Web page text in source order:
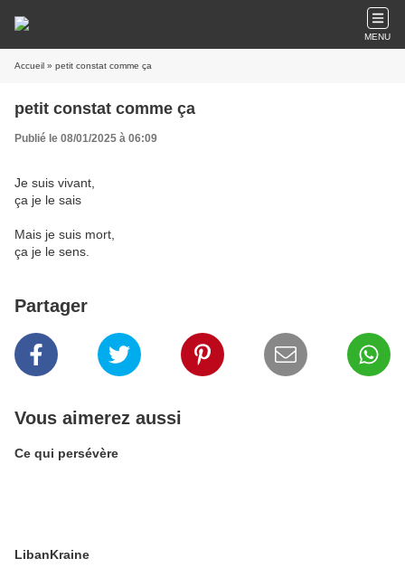
MENU
Accueil » petit constat comme ça
petit constat comme ça
Publié le 08/01/2025 à 06:09
Je suis vivant,
ça je le sais
Mais je suis mort,
ça je le sens.
Partager
Vous aimerez aussi
Ce qui persévère
LibanKraine